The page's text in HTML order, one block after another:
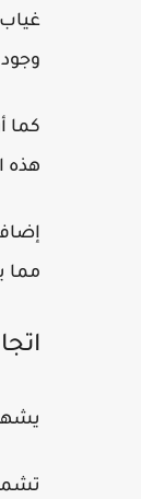
كما
هذه
مما